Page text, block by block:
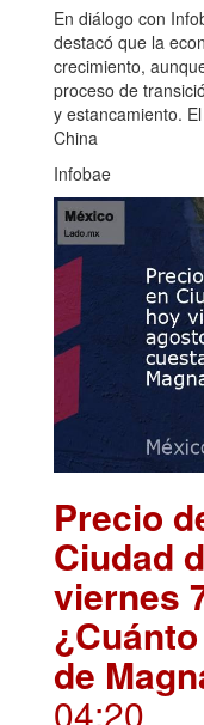
En diálogo con
destacó que la
crecimiento,
proceso de
y estancamiento.
China
Infobae
Precio
Ciudad
viernes
de
04:20